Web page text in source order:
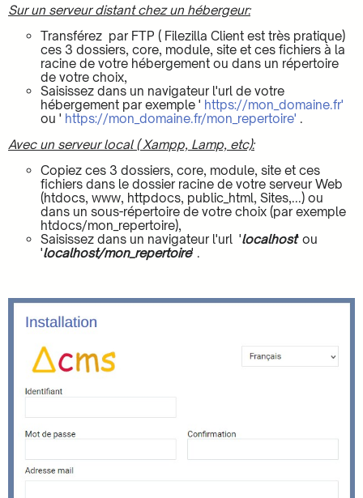
Sur un serveur distant chez un hébergeur:
Transférez par FTP ( Filezilla Client est très pratique)
ces 3 dossiers, core, module, site et ces fichiers à la
racine de votre hébergement ou dans un répertoire
de votre choix,
Saisissez dans un navigateur l'url de votre
hébergement par exemple ' https://mon_domaine.fr'
ou ' https://mon_domaine.fr/mon_repertoire' .
Avec un serveur local ( Xampp, Lamp, etc):
Copiez ces 3 dossiers, core, module, site et ces
fichiers dans le dossier racine de votre serveur Web
(htdocs, www, httpdocs, public_html, Sites,...) ou
dans un sous-répertoire de votre choix (par exemple
htdocs/mon_repertoire),
Saisissez dans un navigateur l'url 'localhost' ou
'localhost/mon_repertoire' .